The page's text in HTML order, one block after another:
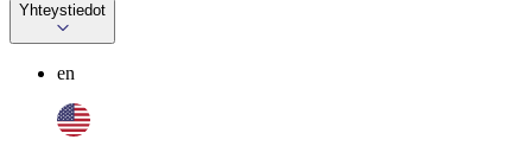
Yhteystiedot
en